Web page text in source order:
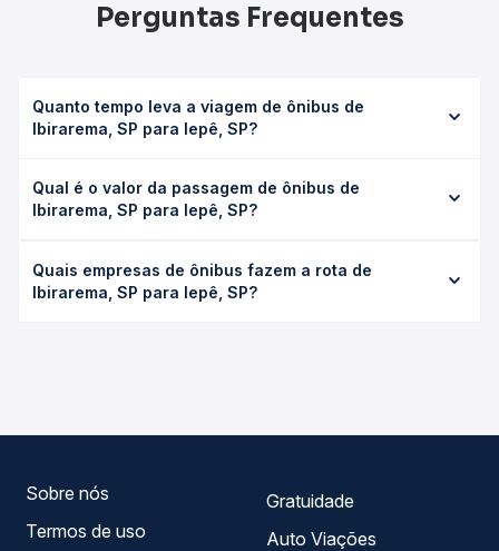
Perguntas Frequentes
Quanto tempo leva a viagem de ônibus de
Ibirarema, SP para Iepê, SP?
em média 2h 55min, podendo variar conforme a viação, o
tipo de serviço (convencional, executivo ou leito) e as
opção na data desejada.
Qual é o valor da passagem de ônibus de
Ibirarema, SP para Iepê, SP?
Iepê, SP custa em média R$ 70,03 e varia conforme a data
da viagem, a empresa, o tipo de poltrona e a
Quais empresas de ônibus fazem a rota de
Ibirarema, SP para Iepê, SP?
Sobre nós
Termos de uso
Gratuidade
Auto Viações